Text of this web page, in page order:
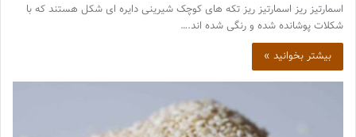
اسمارتیز ریز اسمارتیز ریز تکه های کوچک شیرینی دایره ای شکل هستند که با
شکلات پوشانده شده و رنگی شده اند.…
بیشتر بخوانید »